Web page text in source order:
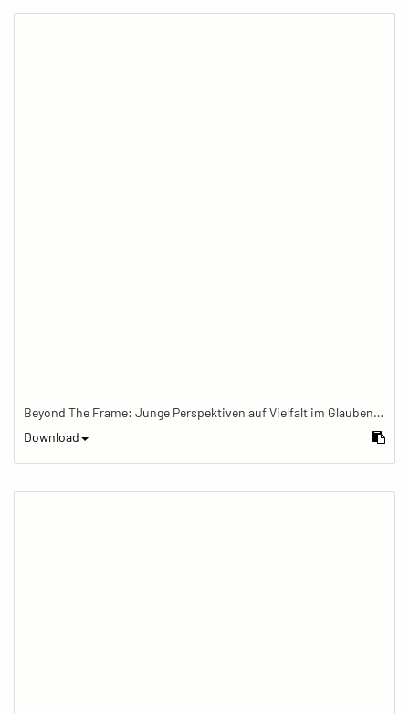
Beyond The Frame: Junge Perspektiven auf Vielfalt im Glauben - Frau meditiert mit Gebetskette
Download